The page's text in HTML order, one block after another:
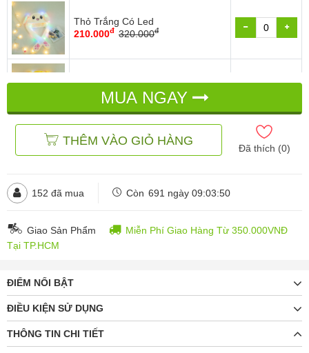
Thỏ Trắng Có Led
210.000đ 320.000đ
Pikachu Có Led
210.000đ 320.000 đ
MUA NGAY
THÊM VÀO GIỎ HÀNG
Đã thích (0)
152 đã mua Còn 691 ngày 09:03:48
Giao Sản Phẩm
Miễn Phí Giao Hàng Từ 350.000VNĐ
Tại TP.HCM
ĐIỂM NỔI BẬT
ĐIỀU KIỆN SỬ DỤNG
THÔNG TIN CHI TIẾT